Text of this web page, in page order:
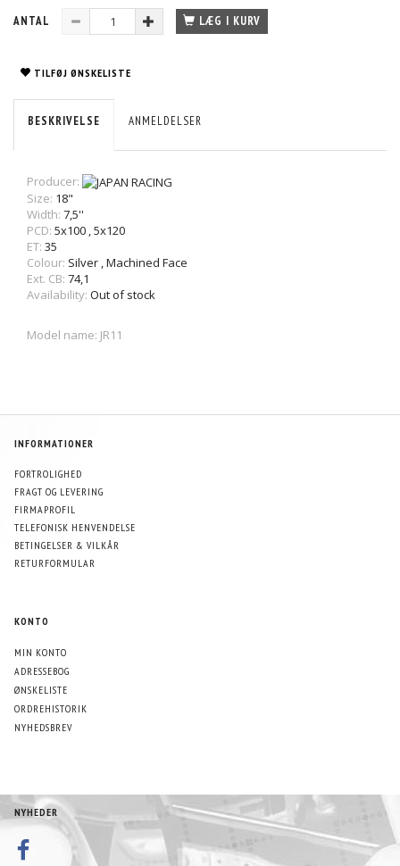
ANTAL LÆG I KURV
TILFØJ ØNSKELISTE
BESKRIVELSE ANMELDELSER
Producer:
Size: 18"
Width: 7,5''
PCD: 5x100 ,5x120
ET: 35
Colour: Silver ,Machined Face
Ext. CB: 74,1
Availability: Out of stock
Model name: JR11
INFORMATIONER
FORTROLIGHED
FRAGT OG LEVERING
FIRMAPROFIL
TELEFONISK HENVENDELSE
BETINGELSER & VILKÅR
RETURFORMULAR
KONTO
MIN KONTO
ADRESSEBOG
ØNSKELISTE
ORDREHISTORIK
NYHEDSBREV
NYHEDER